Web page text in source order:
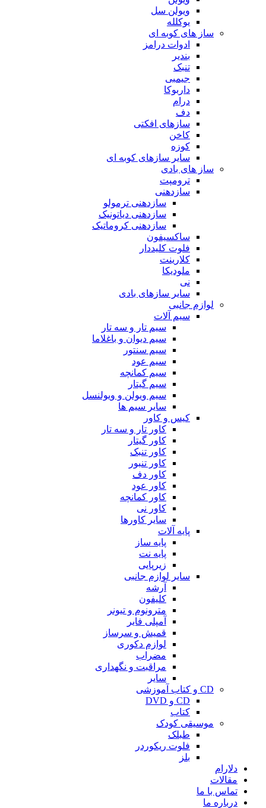
ویولن سل
یوکلله
ساز های کوبه ای
ادوات درامز
بندیر
تنبک
جیمبی
داربوکا
درام
دف
سازهای افکتی
کاخن
کوزه
سایر سازهای کوبه ای
ساز های بادی
ترومپت
سازدهنی
سازدهنی ترمولو
سازدهنی دیاتونیک
سازدهنی کروماتیک
ساکسیفون
فلوت کلیددار
کلارینت
ملودیکا
نی
سایر سازهای بادی
لوازم جانبی
سیم آلات
سیم تار و سه تار
سیم دیوان و باغلاما
سیم سنتور
سیم عود
سیم کمانچه
سیم گیتار
سیم ویولن و ویولنسل
سایر سیم ها
کیس و کاور
کاور تار و سه تار
کاور گیتار
کاور تنبک
کاور تنبور
کاور دف
کاور عود
کاور کمانچه
کاور نی
سایر کاورها
پایه آلات
پایه ساز
پایه نت
زیرپایی
سایر لوازم جانبی
آرشه
کلیفون
مترونوم و تیونر
آمپلی فایر
قمیش و سرساز
لوازم دکوری
مضراب
مراقبت و نگهداری
سایر
CD و کتاب آموزشی
CD و DVD
کتاب
موسیقی کودک
طبلک
فلوت ریکوردر
بلز
دلارام
مقالات
تماس با ما
درباره ما